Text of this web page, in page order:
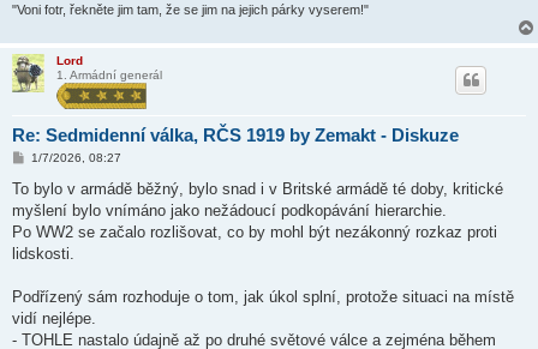
"Voni fotr, řekněte jim tam, že se jim na jejich párky vyserem!"
Lord
1. Armádní generál
Re: Sedmidenní válka, RČS 1919 by Zemakt - Diskuze
P
í
p
ě
e
1/7/2026, 08:27
To bylo v armádě běžný, bylo snad i v Britské armádě té doby, kritické
myšlení bylo vnímáno jako nežádoucí podkopávání hierarchie.
Po WW2 se začalo rozlišovat, co by mohl být nezákonný rozkaz proti
lidskosti.
Podřízený sám rozhoduje o tom, jak úkol splní, protože situaci na místě
vidí nejlépe.
- TOHLE nastalo údajně až po druhé světové válce a zejména během